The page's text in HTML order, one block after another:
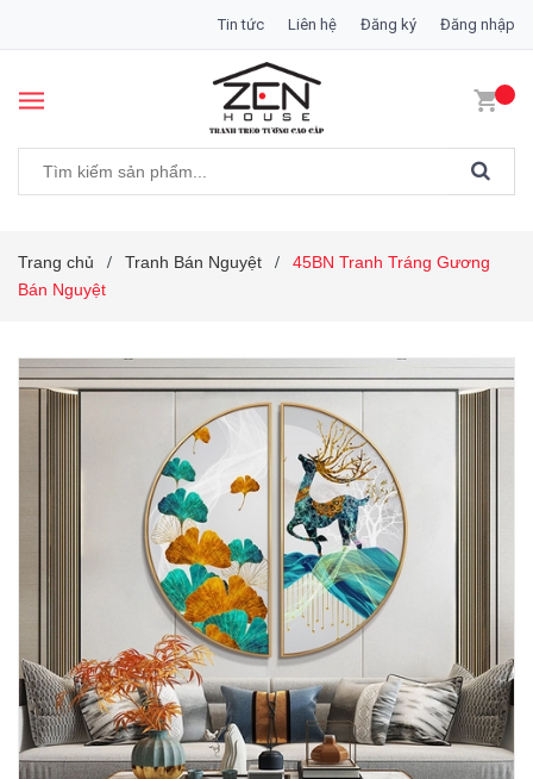
Tin tức Liên hệ Đăng ký Đăng nhập
Trang chủ / Tranh Bán Nguyệt /
45BN Tranh Tráng Gương
Bán Nguyệt